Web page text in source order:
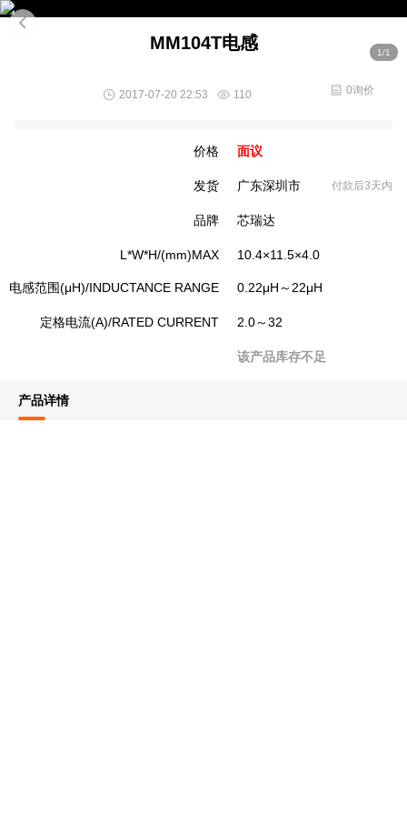
1/1
MM104T电感
2017-07-20 22:53 110 0询价
价格 面议
发货 广东深圳市 付款后3天内
品牌 芯瑞达
L*W*H/(mm)MAX 10.4×11.5×4.0
电感范围(μH)/INDUCTANCE RANGE 0.22μH～22μH
定格电流(A)/RATED CURRENT 2.0～32
该产品库存不足
产品详情